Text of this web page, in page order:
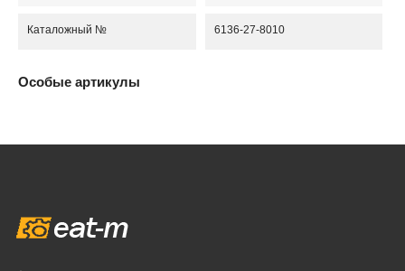
Каталожный № 6136-27-8010
Особые артикулы